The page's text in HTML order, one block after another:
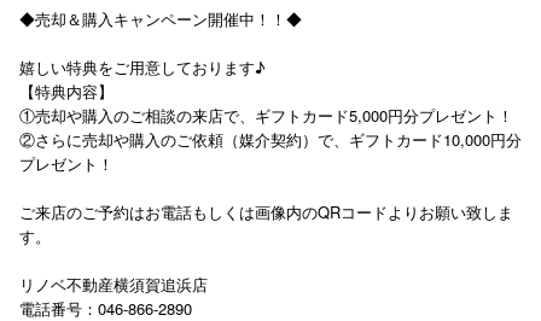
◆売却＆購入キャンペーン開催中！！◆
嬉しい特典をご用意しております♪
【特典内容】
①売却や購入のご相談の来店で、ギフトカード5,000円分プレゼント！
②さらに売却や購入のご依頼（媒介契約）で、ギフトカード10,000円分
プレゼント！
ご来店のご予約はお電話もしくは画像内のQRコードよりお願い致しま
す。
リノベ不動産横須賀追浜店
電話番号：046-866-2890